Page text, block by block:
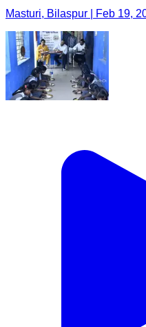
Masturi, Bilaspur | Feb 19,